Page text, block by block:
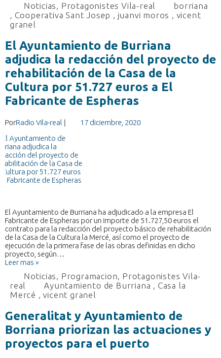
Noticias Protagonistes Vila-real
borriana
Cooperativa Sant Josep juanvi moros
vicent
granel
El Ayuntamiento de Burriana
adjudica la redacción del proyecto de
rehabilitación de la Casa de la
Cultura por 51.727 euros a El
Fabricante de Espheras
PorRadio Vila-real | 17 diciembre, 2020
El Ayuntamiento de Burriana ha adjudicado a la empresa El
Fabricante de Espheras por un importe de 51.727,50 euros el
contrato para la redacción del proyecto básico de rehabilitación
de la Casa de la Cultura la Mercé, así como el proyecto de
ejecución de la primera fase de las obras definidas en dicho
proyecto, según…
Leer mas »
Noticias Programacion
Protagonistes Vila-
real
Ayuntamiento de Burriana
Casa la
Mercé
,vicent granel
Generalitat y Ayuntamiento de
Borriana priorizan las actuaciones y
proyectos para el puerto